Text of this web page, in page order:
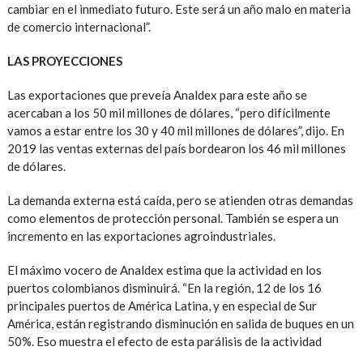
cambiar en el inmediato futuro. Este será un año malo en materia
de comercio internacional”.
LAS PROYECCIONES
Las exportaciones que preveía Analdex para este año se
acercaban a los 50 mil millones de dólares, “pero difícilmente
vamos a estar entre los 30 y 40 mil millones de dólares”, dijo. En
2019 las ventas externas del país bordearon los 46 mil millones
de dólares.
La demanda externa está caída, pero se atienden otras demandas
como elementos de protección personal. También se espera un
incremento en las exportaciones agroindustriales.
El máximo vocero de Analdex estima que la actividad en los
puertos colombianos disminuirá. “En la región, 12 de los 16
principales puertos de América Latina, y en especial de Sur
América, están registrando disminución en salida de buques en un
50%. Eso muestra el efecto de esta parálisis de la actividad